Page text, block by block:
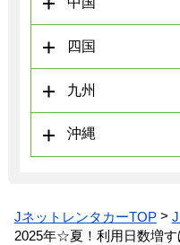
四国
九州
沖縄
JネットレンタカーTOP
2025年☆夏！利用日数増す